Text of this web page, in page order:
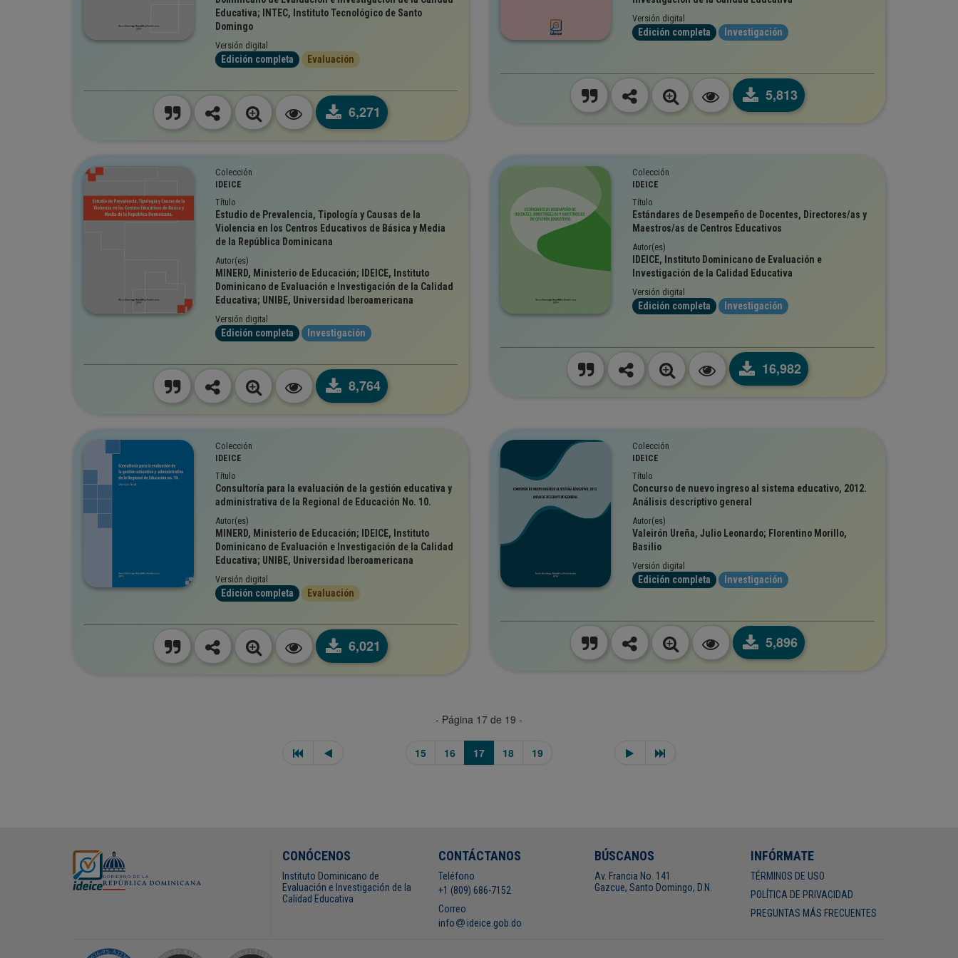
Educativa; INTEC, Instituto Tecnológico de Santo
Domingo
Versión digital
Edición completa Evaluación
6,271
Versión digital
Edición completa Investigación
5,813
Colección
IDEICE
Título
Estudio de Prevalencia, Tipología y Causas de la
Violencia en los Centros Educativos de Básica y Media
de la República Dominicana
Autor(es)
MINERD, Ministerio de Educación; IDEICE, Instituto
Dominicano de Evaluación e Investigación de la Calidad
Educativa; UNIBE, Universidad Iberoamericana
Versión digital
Edición completa Investigación
8,764
Colección
IDEICE
Título
Estándares de Desempeño de Docentes, Directores/as y
Maestros/as de Centros Educativos
Autor(es)
IDEICE, Instituto Dominicano de Evaluación e
Investigación de la Calidad Educativa
Versión digital
Edición completa Investigación
16,982
Colección
IDEICE
Título
Consultoría para la evaluación de la gestión educativa y
administrativa de la Regional de Educación No. 10.
Autor(es)
MINERD, Ministerio de Educación; IDEICE, Instituto
Dominicano de Evaluación e Investigación de la Calidad
Educativa; UNIBE, Universidad Iberoamericana
Versión digital
Edición completa Evaluación
6,021
Colección
IDEICE
Título
Concurso de nuevo ingreso al sistema educativo, 2012.
Análisis descriptivo general
Autor(es)
Valeirón Ureña, Julio Leonardo; Florentino Morillo,
Basilio
Versión digital
Edición completa Investigación
5,896
- Página 17 de 19 -
15 16 17 18 19
CONÓCENOS
Instituto Dominicano de
Evaluación e Investigación de la
Calidad Educativa
CONTÁCTANOS
Teléfono
+1 (809) 686-7152
Correo
info
ideice.gob.do
BÚSCANOS
Av. Francia No. 141
Gazcue, Santo Domingo, D.N.
INFÓRMATE
TÉRMINOS DE USO
POLÍTICA DE PRIVACIDAD
PREGUNTAS MÁS FRECUENTES